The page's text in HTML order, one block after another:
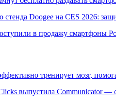
стенда Doogee на CES 2026:
в продажу смартфоны
тренирует мозг,
выпустила Communicator